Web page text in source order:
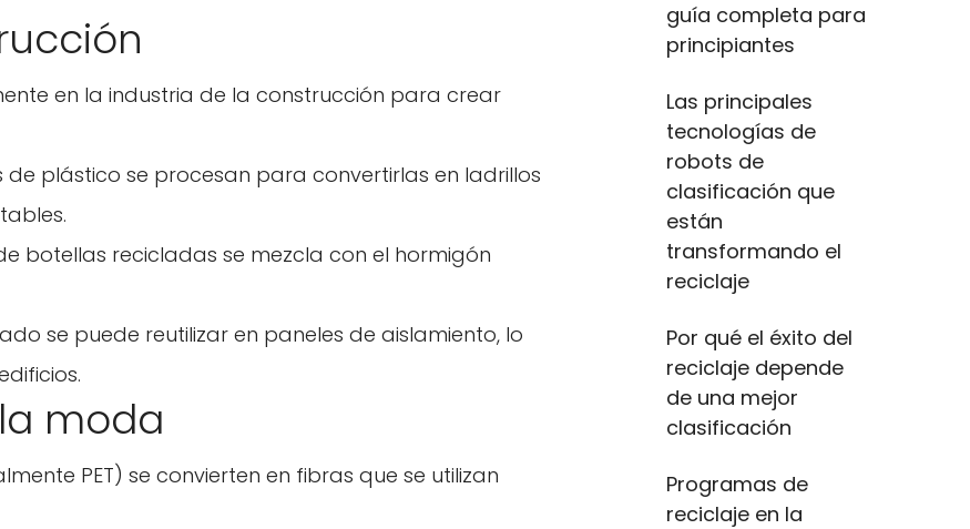
en la industria de la construcción para crear
plástico se procesan para convertirlas en ladrillos
botellas recicladas se mezcla con el hormigón
se puede reutilizar en paneles de aislamiento, lo
moda
PET) se convierten en fibras que se utilizan
guía completa para
principiantes
Las principales
tecnologías de
robots de
clasificación que
están
transformando el
reciclaje
Por qué el éxito del
reciclaje depende
de una mejor
clasificación
Programas de
reciclaje en la